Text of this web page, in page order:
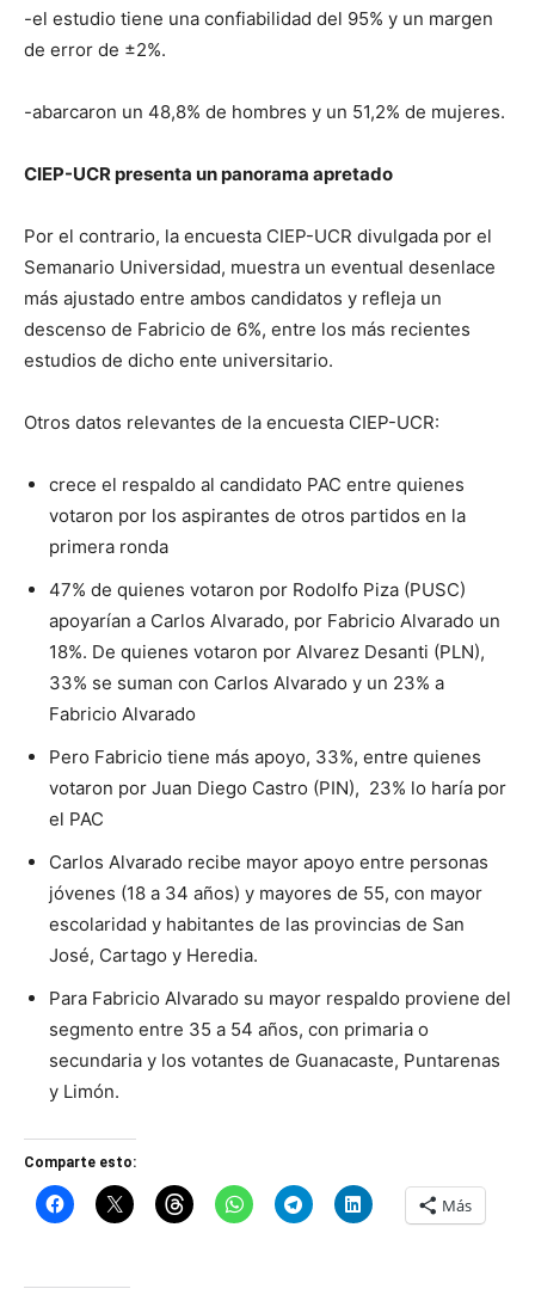
-el estudio tiene una confiabilidad del 95% y un margen
de error de ±2%.
-abarcaron un 48,8% de hombres y un 51,2% de mujeres.
CIEP-UCR presenta un panorama apretado
Por el contrario, la encuesta CIEP-UCR divulgada por el
Semanario Universidad, muestra un eventual desenlace
más ajustado entre ambos candidatos y refleja un
descenso de Fabricio de 6%, entre los más recientes
estudios de dicho ente universitario.
Otros datos relevantes de la encuesta CIEP-UCR:
crece el respaldo al candidato PAC entre quienes
votaron por los aspirantes de otros partidos en la
primera ronda
47% de quienes votaron por Rodolfo Piza (PUSC)
apoyarían a Carlos Alvarado, por Fabricio Alvarado un
18%. De quienes votaron por Alvarez Desanti (PLN),
33% se suman con Carlos Alvarado y un 23% a
Fabricio Alvarado
Pero Fabricio tiene más apoyo, 33%, entre quienes
votaron por Juan Diego Castro (PIN), 23% lo haría por
el PAC
Carlos Alvarado recibe mayor apoyo entre personas
jóvenes (18 a 34 años) y mayores de 55, con mayor
escolaridad y habitantes de las provincias de San
José, Cartago y Heredia.
Para Fabricio Alvarado su mayor respaldo proviene del
segmento entre 35 a 54 años, con primaria o
secundaria y los votantes de Guanacaste, Puntarenas
y Limón.
Comparte esto:
Más